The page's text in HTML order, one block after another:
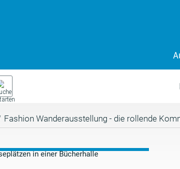
Fashion Wanderausstellung - die rollende